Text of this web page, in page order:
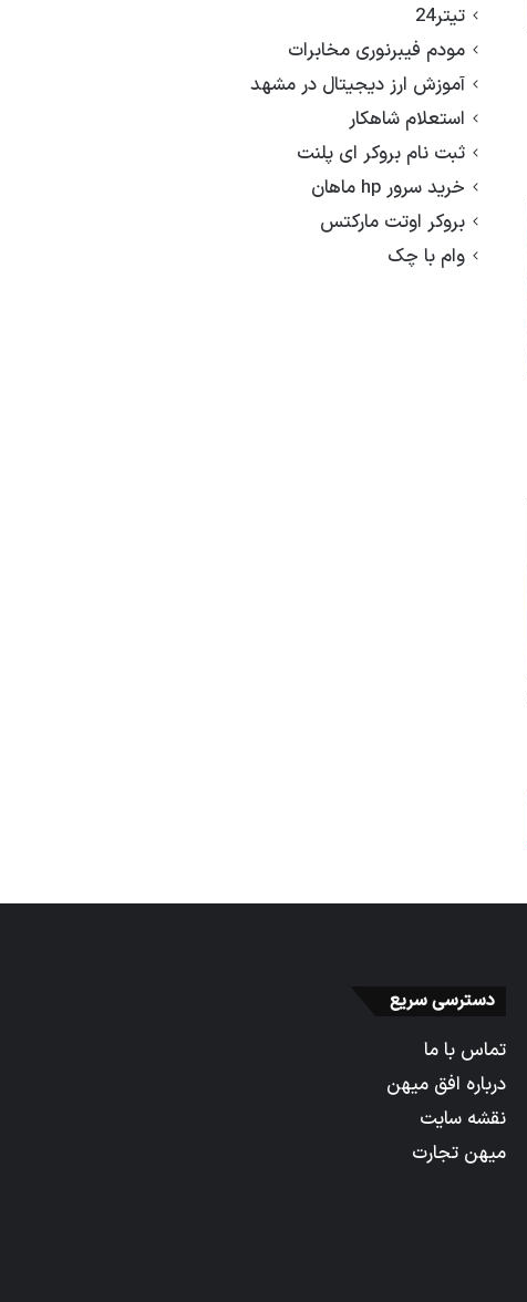
تیتر24
مودم فیبرنوری مخابرات
آموزش ارز دیجیتال در مشهد
استعلام شاهکار
ثبت نام بروکر ای پلنت
خرید سرور hp ماهان
بروکر اوتت مارکتس
وام با چک
دسترسی سریع
تماس با ما
درباره افق میهن
نقشه سایت
میهن تجارت